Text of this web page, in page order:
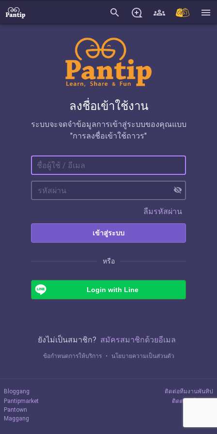
search menu
ลงชื่อเข้าใช้งาน
ระบบจะจดจำข้อมูลการเข้าสู่ระบบของคุณแบบ
"การลงชื่อเข้าใช้ถาวร"
visibility_off
ลืมรหัสผ่าน
เข้าสู่ระบบ
หรือ
Login with Line
ยังไม่เป็นสมาชิก? สมัครสมาชิกด้วยอีเมล
ข้อกำหนดการให้บริการ ・ นโยบายความเป็นส่วนตัว
Bloggang
Pantipmarket
Pantown
Maggang
ติดต่อทีมงานพันทิป
ติดต่อลงโฆษณา